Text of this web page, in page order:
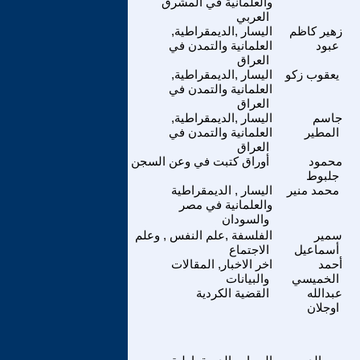
العربي
اليسار ,الديمقراطية,
العلمانية والتمدن في
العراق
زهير كاظم
عبود
اليسار ,الديمقراطية,
العلمانية والتمدن في
العراق
يعقوب زكو
اليسار ,الديمقراطية,
العلمانية والتمدن في
العراق
جاسم
المطير
أوراق كتبت في وعن السجن
محمود
جلبوط
اليسار , الديمقراطية
والعلمانية في مصر
والسودان
محمد منير
الفلسفة ,علم النفس , وعلم
الاجتماع
سمير
أسماعيل
اخر الاخبار, المقالات
والبيانات
أحمد
الخميسي
القضية الكردية
عبدالله
اوجلان